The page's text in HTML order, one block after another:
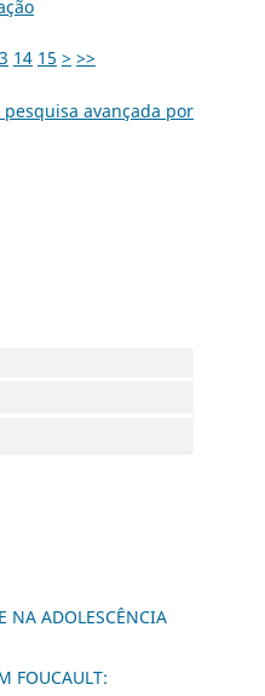
14 15 > >>
avançada por
NA ADOLESCÊNCIA
FOUCAULT: